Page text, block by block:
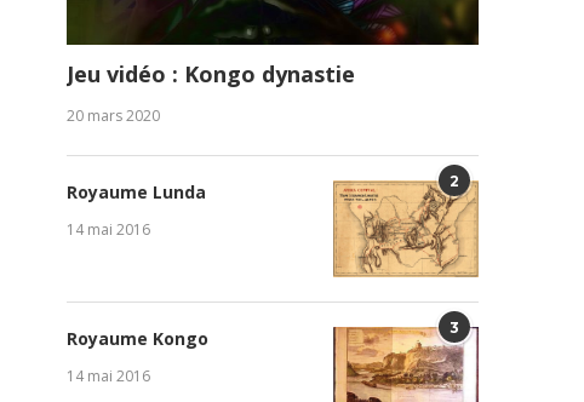
Jeu vidéo : Kongo dynastie
20 mars 2020
2
Royaume Lunda
14 mai 2016
3
Royaume Kongo
14 mai 2016